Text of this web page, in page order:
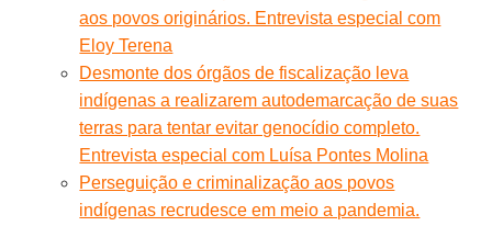
aos povos originários. Entrevista especial com
Eloy Terena
Desmonte dos órgãos de fiscalização leva
indígenas a realizarem autodemarcação de suas
terras para tentar evitar genocídio completo.
Entrevista especial com Luísa Pontes Molina
Perseguição e criminalização aos povos
indígenas recrudesce em meio a pandemia.